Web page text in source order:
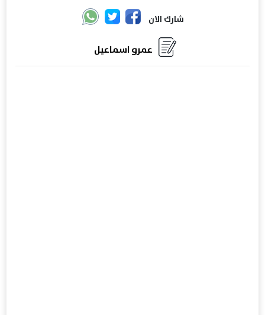
شارك الان
عمرو اسماعيل